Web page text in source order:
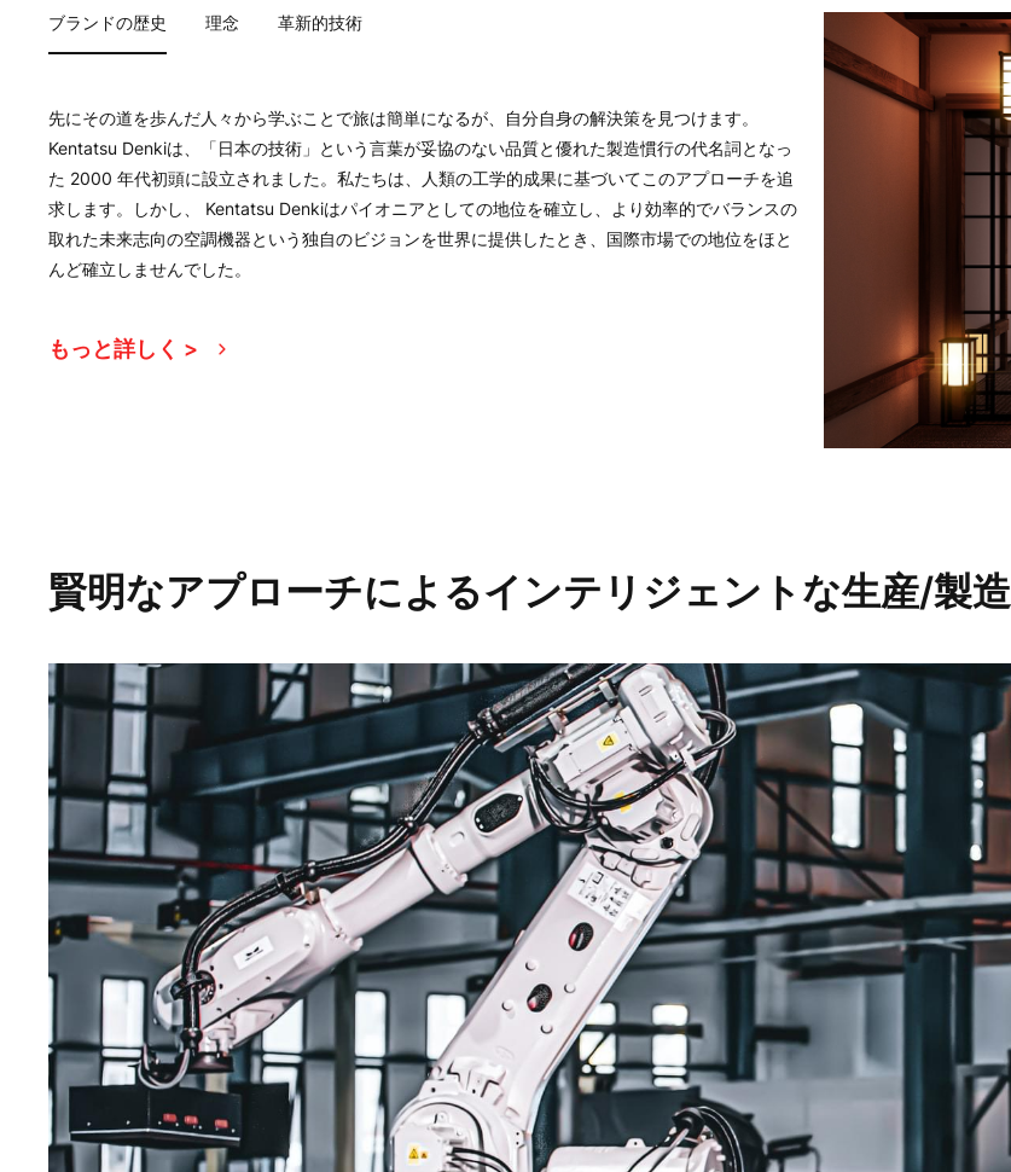
ブランドの歴史 理念 革新的技術
先にその道を歩んだ人々から学ぶことで旅は簡単になるが、自分自身の解決策を見つけます。
Kentatsu Denkiは、「日本の技術」という言葉が妥協のない品質と優れた製造慣行の代名詞となっ
た 2000 年代初頭に設立されました。私たちは、人類の工学的成果に基づいてこのアプローチを追
求します。しかし、 Kentatsu Denkiはパイオニアとしての地位を確立し、より効率的でバランスの
取れた未来志向の空調機器という独自のビジョンを世界に提供したとき、国際市場での地位をほと
んど確立しませんでした。
もっと詳しく >
賢明なアプローチによるインテリジェントな生産/製造